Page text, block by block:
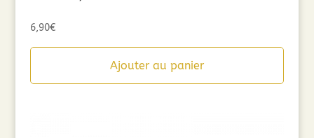
6,90€
Ajouter au panier